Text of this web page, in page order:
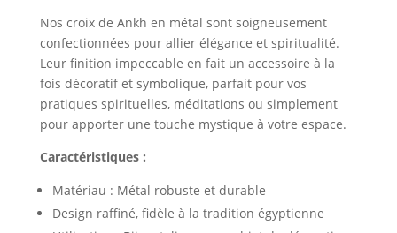
Nos croix de Ankh en métal sont soigneusement
confectionnées pour allier élégance et spiritualité.
Leur finition impeccable en fait un accessoire à la
fois décoratif et symbolique, parfait pour vos
pratiques spirituelles, méditations ou simplement
pour apporter une touche mystique à votre espace.
Caractéristiques :
Matériau : Métal robuste et durable
Design raffiné, fidèle à la tradition égyptienne